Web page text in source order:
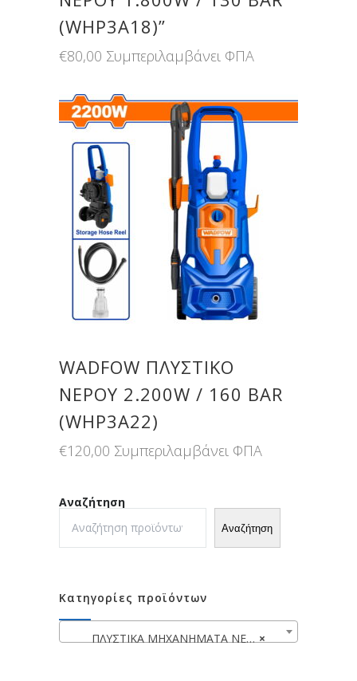
(WHP3A18)”
€80,00 Συμπεριλαμβάνει ΦΠΑ
WADFOW ΠΛΥΣΤΙΚΟ
ΝΕΡΟΥ 2.200W / 160 BAR
(WHP3A22)
€120,00 Συμπεριλαμβάνει ΦΠΑ
Αναζήτηση
Αναζήτηση
Κατηγορίες προϊόντων
×
ΠΛΥΣΤΙΚΑ ΜΗΧΑΝΗΜΑΤΑ ΝΕΡΟΥ